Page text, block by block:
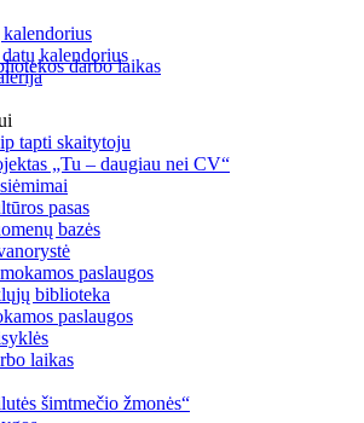
kalendorius
tapti skaitytoju
„Tu – daugiau nei CV“
pasas
bazės
paslaugos
biblioteka
paslaugos
laikas
šimtmečio žmonės“